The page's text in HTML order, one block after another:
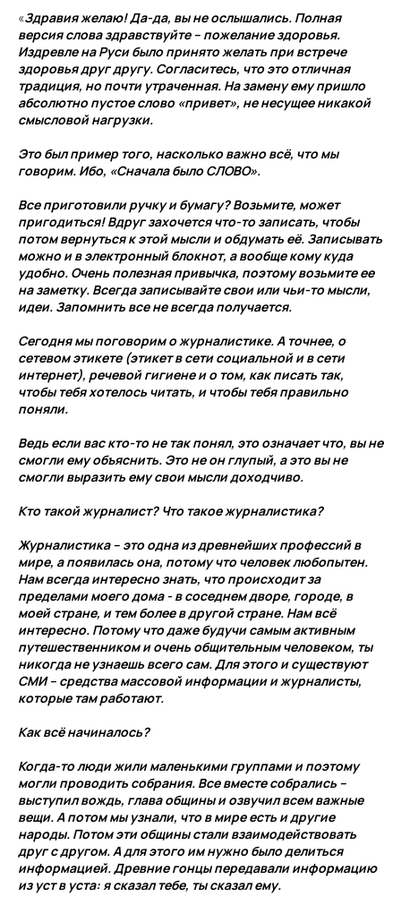
«Здравия желаю! Да-да, вы не ослышались. Полная
версия слова здравствуйте – пожелание здоровья.
Издревле на Руси было принято желать при встрече
здоровья друг другу. Согласитесь, что это отличная
традиция, но почти утраченная. На замену ему пришло
абсолютно пустое слово «привет», не несущее никакой
смысловой нагрузки.
Это был пример того, насколько важно всё, что мы
говорим. Ибо, «Сначала было СЛОВО».
Все приготовили ручку и бумагу? Возьмите, может
пригодиться! Вдруг захочется что-то записать, чтобы
потом вернуться к этой мысли и обдумать её. Записывать
можно и в электронный блокнот, а вообще кому куда
удобно. Очень полезная привычка, поэтому возьмите ее
на заметку. Всегда записывайте свои или чьи-то мысли,
идеи. Запомнить все не всегда получается.
Сегодня мы поговорим о журналистике. А точнее, о
сетевом этикете (этикет в сети социальной и в сети
интернет), речевой гигиене и о том, как писать так,
чтобы тебя хотелось читать, и чтобы тебя правильно
поняли.
Ведь если вас кто-то не так понял, это означает что, вы не
смогли ему объяснить. Это не он глупый, а это вы не
смогли выразить ему свои мысли доходчиво.
Кто такой журналист? Что такое журналистика?
Журналистика – это одна из древнейших профессий в
мире, а появилась она, потому что человек любопытен.
Нам всегда интересно знать, что происходит за
пределами моего дома - в соседнем дворе, городе, в
моей стране, и тем более в другой стране. Нам всё
интересно. Потому что даже будучи самым активным
путешественником и очень общительным человеком, ты
никогда не узнаешь всего сам. Для этого и существуют
СМИ – средства массовой информации и журналисты,
которые там работают.
Как всё начиналось?
Когда-то люди жили маленькими группами и поэтому
могли проводить собрания. Все вместе собрались –
выступил вождь, глава общины и озвучил всем важные
вещи. А потом мы узнали, что в мире есть и другие
народы. Потом эти общины стали взаимодействовать
друг с другом. А для этого им нужно было делиться
информацией. Древние гонцы передавали информацию
из уст в уста: я сказал тебе, ты сказал ему.